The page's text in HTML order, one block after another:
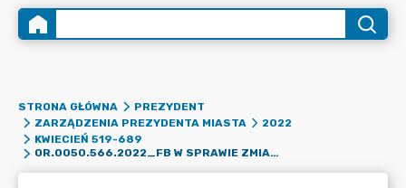
STRONA GŁÓWNA
PREZYDENT
ZARZĄDZENIA PREZYDENTA MIASTA
2022
KWIECIEŃ 519-689
OR.0050.566.2022_FB W SPRAWIE ZMIAN W PLANIE FINANSOWYM WYDATKÓW URZĘDU MIASTA ŻORY ORAZ PLACÓWEK OŚWIATOWYCH NA 2022 R.